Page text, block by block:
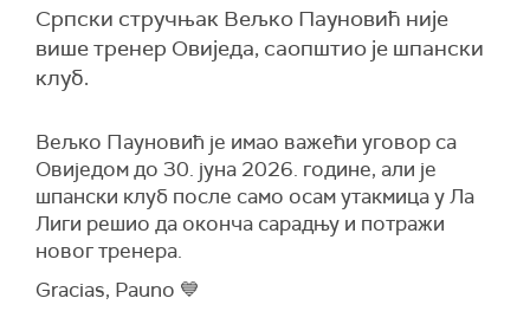
Српски стручњак Вељко Пауновић није
више тренер Овиједа, саопштио је шпански
клуб.
Вељко Пауновић је имао важећи уговор са
Овиједом до 30. јуна 2026. године, али је
шпански клуб после само осам утакмица у Ла
Лиги решио да оконча сарадњу и потражи
новог тренера.
Gracias, Pauno 💙